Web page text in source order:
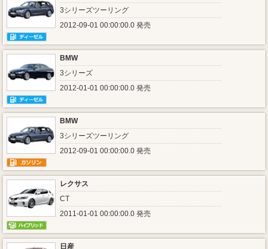
3シリーズツーリング
2012-09-01 00:00:00.0 発売
BMW
3シリーズ
2012-01-01 00:00:00.0 発売
BMW
3シリーズツーリング
2012-09-01 00:00:00.0 発売
レクサス
CT
2011-01-01 00:00:00.0 発売
日産